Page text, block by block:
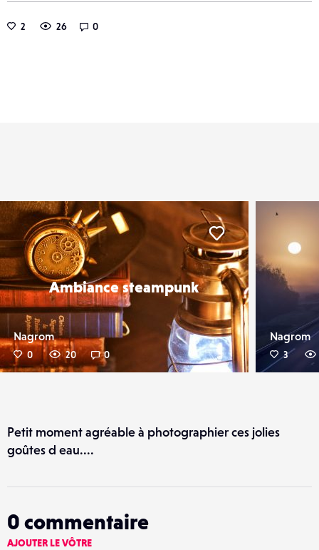
2 26 0
Ambiance steampunk
Nagrom
0 20 0
Liker
Nagrom
3
Petit moment agréable à photographier ces jolies
goûtes d eau....
0 commentaire
AJOUTER LE VÔTRE